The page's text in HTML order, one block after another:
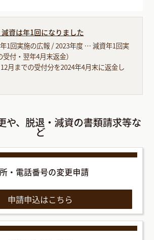
資は年1回になりました
1回実施の広報 / 2023年度 … 減資年1回実
付・翌年4月末返金）
月までの受付分を2024年4月末に返金し
や、脱退・減資の書類請求等な
ど
・電話番号の変更申請
申請申込はこちら